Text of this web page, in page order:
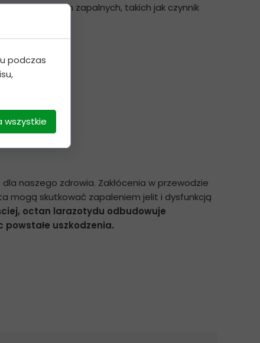
cytokin zapalnych, takich jak czynnik
naszego zdrowia. Zakłócenia w przewodzie
mogą skutkować zapaleniem jelit i dysfunkcją
octan larazotydu odbudowuje
powstałe uszkodzenia.
podczas
wszystkie